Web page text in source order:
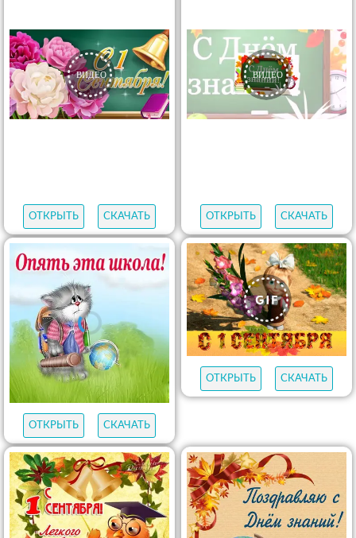
ОТКРЫТЬ СКАЧАТЬ ОТКРЫТЬ СКАЧАТЬ
ОТКРЫТЬ СКАЧАТЬ
ОТКРЫТЬ СКАЧАТЬ